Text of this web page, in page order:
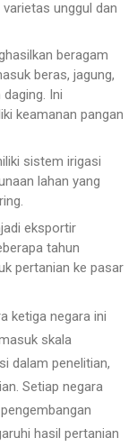
unggul dan
beragam
beras, jagung,
Ini
keamanan pangan
sistem irigasi
lahan yang
eksportir
tahun
pertanian ke pasar
ketiga negara ini
skala
dalam penelitian,
Setiap negara
hasil pertanian